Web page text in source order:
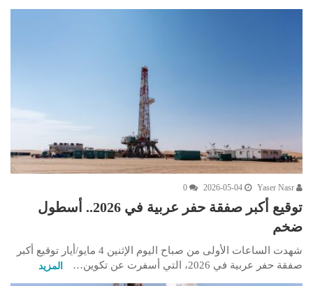
2026-05-04
0
توقيع أكبر صفقة حفر عربية في 2026.. أسطول
ضخم
شهدت الساعات الأولى من صباح اليوم الإثنين 4 مايو/أيار توقيع أكبر
صفقة حفر عربية في 2026، التي أسفرت عن تكوين…
المزيد